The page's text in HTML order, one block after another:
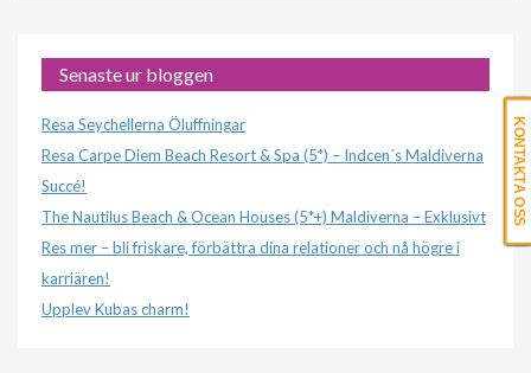
Senaste ur bloggen
Resa Seychellerna Öluffningar
Resa Carpe Diem Beach Resort & Spa (5*) – Indcen´s Maldiverna
Succé!
The Nautilus Beach & Ocean Houses (5*+) Maldiverna – Exklusivt
Res mer – bli friskare, förbättra dina relationer och nå högre i
karriären!
Upplev Kubas charm!
KONTAKTA OSS